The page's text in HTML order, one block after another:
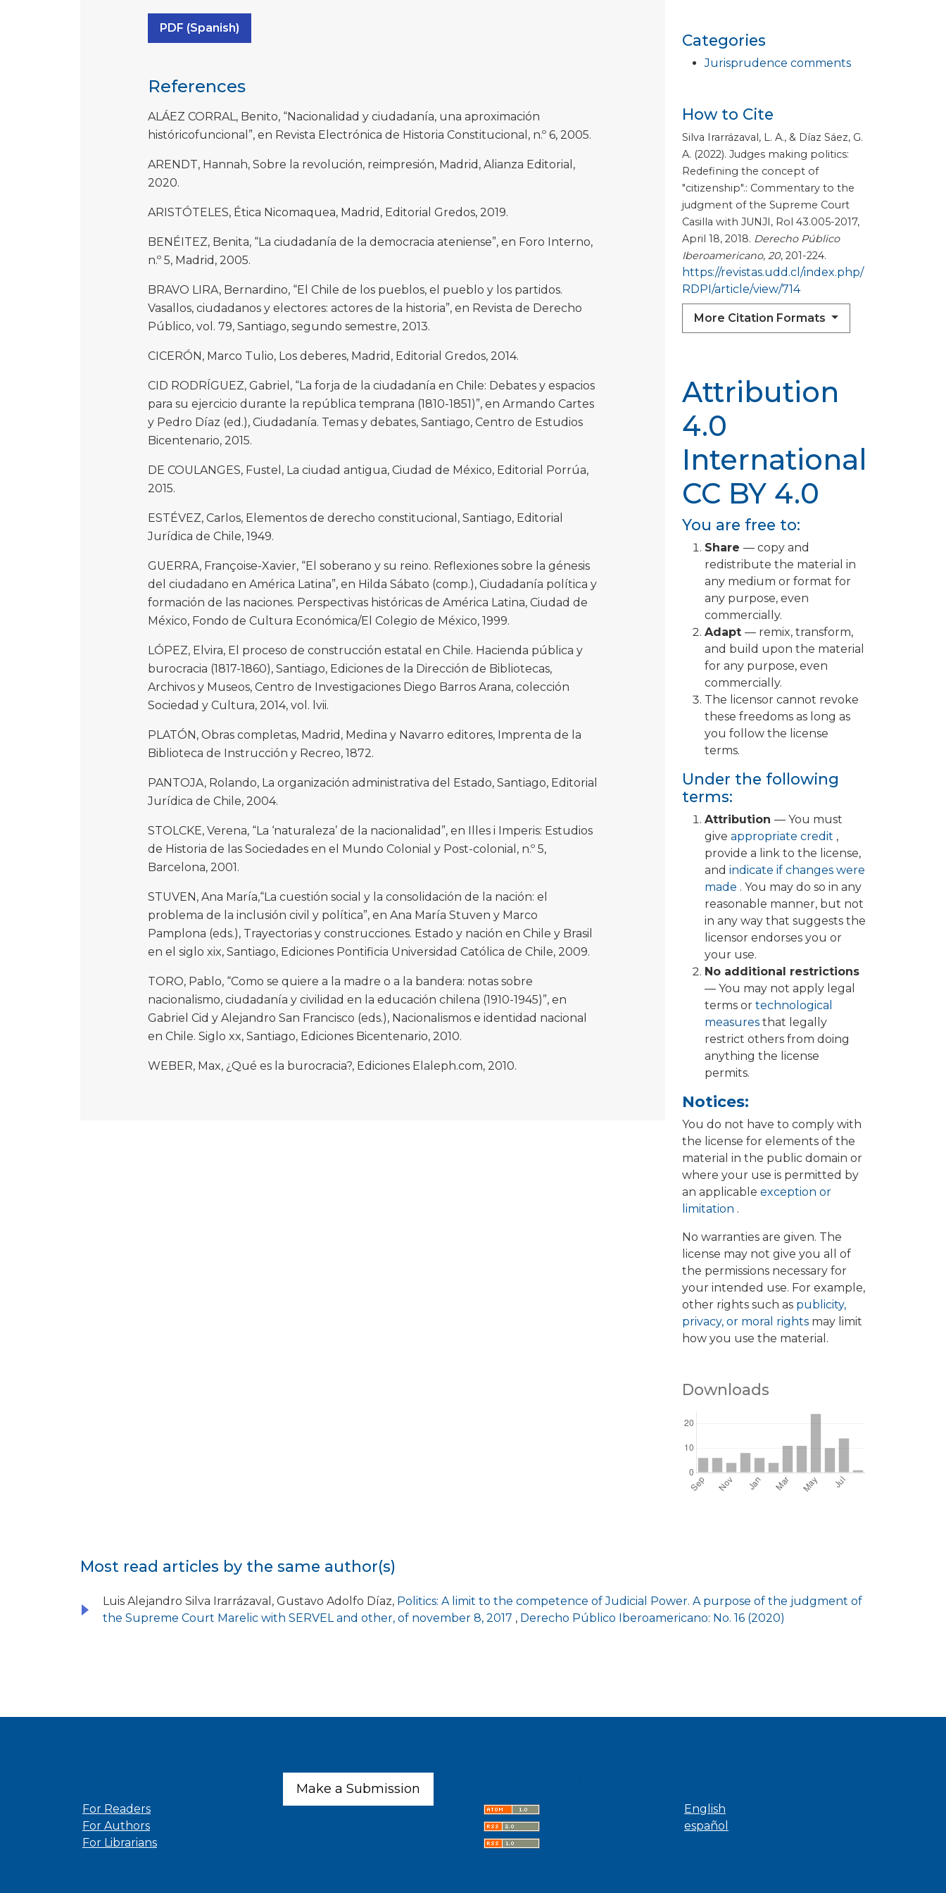
Categories
Jurisprudence comments
How to Cite
Silva Irarrázaval, L. A., & Díaz Sáez, G.
A. (2022). Judges making politics:
Redefining the concept of
"citizenship".: Commentary to the
judgment of the Supreme Court
Casilla with JUNJI, Rol 43.005-2017,
April 18, 2018. Derecho Público
Iberoamericano, 20, 201-224.
https://revistas.udd.cl/index.php/
RDPI/article/view/714
More Citation Formats
Attribution
4.0
International
CC BY 4.0
You are free to:
Share — copy and
redistribute the material in
any medium or format for
any purpose, even
commercially.
Adapt — remix, transform,
and build upon the material
for any purpose, even
commercially.
The licensor cannot revoke
these freedoms as long as
you follow the license
terms.
Under the following
terms:
Attribution — You must
give appropriate credit ,
provide a link to the license,
and indicate if changes were
made . You may do so in any
reasonable manner, but not
in any way that suggests the
licensor endorses you or
your use.
No additional restrictions
— You may not apply legal
terms or technological
measures that legally
restrict others from doing
anything the license
permits.
Notices:
You do not have to comply with
the license for elements of the
material in the public domain or
where your use is permitted by
an applicable exception or
limitation .
No warranties are given. The
license may not give you all of
the permissions necessary for
your intended use. For example,
other rights such as publicity,
privacy, or moral rights may limit
how you use the material.
Downloads
PDF (Spanish)
References
ALÁEZ CORRAL, Benito, “Nacionalidad y ciudadanía, una aproximación
históricofuncional”, en Revista Electrónica de Historia Constitucional, n.º 6, 2005.
ARENDT, Hannah, Sobre la revolución, reimpresión, Madrid, Alianza Editorial,
2020.
ARISTÓTELES, Ética Nicomaquea, Madrid, Editorial Gredos, 2019.
BENÉITEZ, Benita, “La ciudadanía de la democracia ateniense”, en Foro Interno,
n.º 5, Madrid, 2005.
BRAVO LIRA, Bernardino, “El Chile de los pueblos, el pueblo y los partidos.
Vasallos, ciudadanos y electores: actores de la historia”, en Revista de Derecho
Público, vol. 79, Santiago, segundo semestre, 2013.
CICERÓN, Marco Tulio, Los deberes, Madrid, Editorial Gredos, 2014.
CID RODRÍGUEZ, Gabriel, “La forja de la ciudadanía en Chile: Debates y espacios
para su ejercicio durante la república temprana (1810-1851)”, en Armando Cartes
y Pedro Díaz (ed.), Ciudadanía. Temas y debates, Santiago, Centro de Estudios
Bicentenario, 2015.
DE COULANGES, Fustel, La ciudad antigua, Ciudad de México, Editorial Porrúa,
2015.
ESTÉVEZ, Carlos, Elementos de derecho constitucional, Santiago, Editorial
Jurídica de Chile, 1949.
GUERRA, Françoise-Xavier, “El soberano y su reino. Reflexiones sobre la génesis
del ciudadano en América Latina”, en Hilda Sábato (comp.), Ciudadanía política y
formación de las naciones. Perspectivas históricas de América Latina, Ciudad de
México, Fondo de Cultura Económica/El Colegio de México, 1999.
LÓPEZ, Elvira, El proceso de construcción estatal en Chile. Hacienda pública y
burocracia (1817-1860), Santiago, Ediciones de la Dirección de Bibliotecas,
Archivos y Museos, Centro de Investigaciones Diego Barros Arana, colección
Sociedad y Cultura, 2014, vol. lvii.
PLATÓN, Obras completas, Madrid, Medina y Navarro editores, Imprenta de la
Biblioteca de Instrucción y Recreo, 1872.
PANTOJA, Rolando, La organización administrativa del Estado, Santiago, Editorial
Jurídica de Chile, 2004.
STOLCKE, Verena, “La ‘naturaleza’ de la nacionalidad”, en Illes i Imperis: Estudios
de Historia de las Sociedades en el Mundo Colonial y Post-colonial, n.º 5,
Barcelona, 2001.
STUVEN, Ana María,“La cuestión social y la consolidación de la nación: el
problema de la inclusión civil y política”, en Ana María Stuven y Marco
Pamplona (eds.), Trayectorias y construcciones. Estado y nación en Chile y Brasil
en el siglo xix, Santiago, Ediciones Pontificia Universidad Católica de Chile, 2009.
TORO, Pablo, “Como se quiere a la madre o a la bandera: notas sobre
nacionalismo, ciudadanía y civilidad en la educación chilena (1910-1945)”, en
Gabriel Cid y Alejandro San Francisco (eds.), Nacionalismos e identidad nacional
en Chile. Siglo xx, Santiago, Ediciones Bicentenario, 2010.
WEBER, Max, ¿Qué es la burocracia?, Ediciones Elaleph.com, 2010.
Most read articles by the same author(s)
Luis Alejandro Silva Irarrázaval, Gustavo Adolfo Díaz, Politics: A limit to the competence of Judicial Power. A purpose of the judgment of
the Supreme Court Marelic with SERVEL and other, of november 8, 2017 , Derecho Público Iberoamericano: No. 16 (2020)
For Readers
For Authors
For Librarians
Make a Submission
English
español